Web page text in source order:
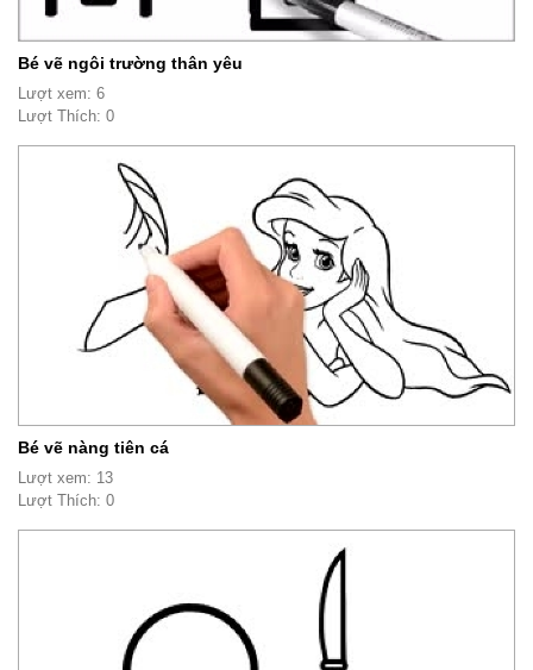
Bé vẽ ngôi trường thân yêu
Lượt xem: 6
Lượt Thích: 0
Bé vẽ nàng tiên cá
Lượt xem: 13
Lượt Thích: 0